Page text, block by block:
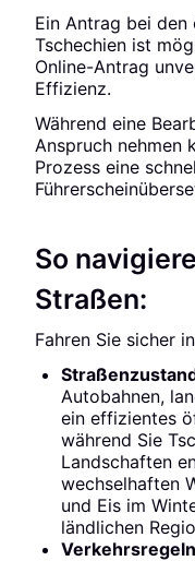
Ein Antrag bei
Tschechien ist
Online-Antrag
Effizienz.
Während eine
Anspruch nehmen
Prozess eine
So
Straßen:
Fahren Sie sicher
Autobahnen,
ein effizientes
während Sie
Landschaften
wechselhaften
und Eis im
ländlichen